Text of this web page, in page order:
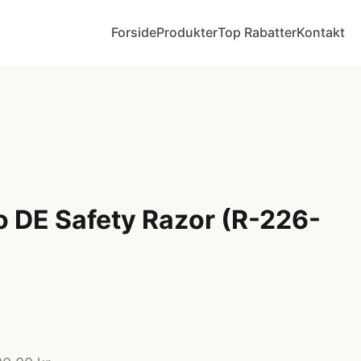
ForsideProdukterTop RabatterKontakt
DE Safety Razor (R-226-